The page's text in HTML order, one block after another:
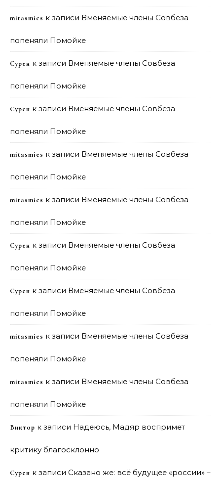
mitasmies к записи Вменяемые члены Совбеза
попеняли Помойке
Сурен к записи Вменяемые члены Совбеза
попеняли Помойке
Сурен к записи Вменяемые члены Совбеза
попеняли Помойке
mitasmies к записи Вменяемые члены Совбеза
попеняли Помойке
mitasmies к записи Вменяемые члены Совбеза
попеняли Помойке
Сурен к записи Вменяемые члены Совбеза
попеняли Помойке
Сурен к записи Вменяемые члены Совбеза
попеняли Помойке
mitasmies к записи Вменяемые члены Совбеза
попеняли Помойке
mitasmies к записи Вменяемые члены Совбеза
попеняли Помойке
Виктор к записи Надеюсь, Мадяр воспримет
критику благосклонно
Сурен к записи Сказано же: всё будущее «россии» –